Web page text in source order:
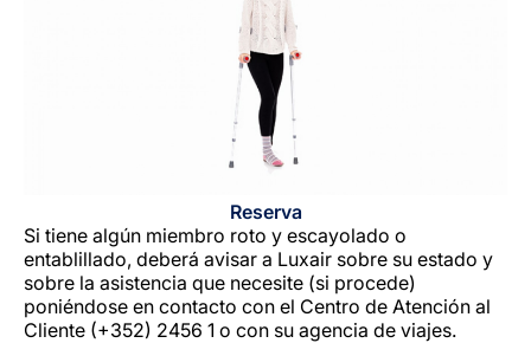
Reserva
Si tiene algún miembro roto y escayolado o
entablillado, deberá avisar a Luxair sobre su estado y
sobre la asistencia que necesite (si procede)
poniéndose en contacto con el Centro de Atención al
Cliente (+352) 2456 1 o con su agencia de viajes.